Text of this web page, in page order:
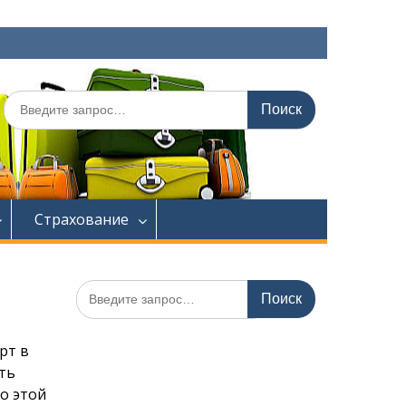
Искать:
Страхование
в
этой
Искать: